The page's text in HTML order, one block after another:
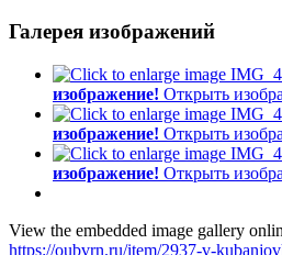
Галерея изображений
изображение! Открыть
изображение! Открыть
изображение! Открыть
View the embedded image gallery
https://oubvrn.ru/item/2937-v-